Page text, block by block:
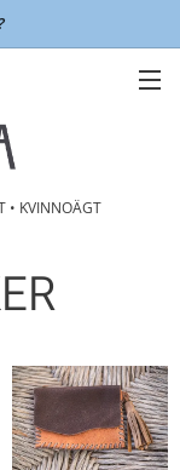
• KVINNOÄGT